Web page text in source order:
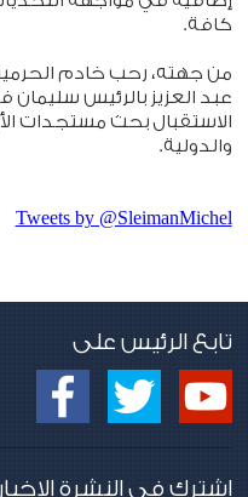
كافة.
من جهته، رحب خادم
عبد العزيز بالرئيس
الاستقبال بحث مستجدات
والدولية.
Tweets by @SleimanMichel
تابع الرئيس على
اشترك في النشرة